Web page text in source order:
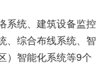
系统、 建筑设备监控
、综合布线系统、 智
）智能化系统等9个